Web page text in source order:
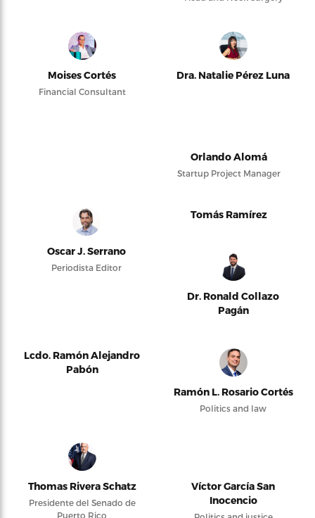
Moises Cortés
Financial Consultant
Dra. Natalie Pérez Luna
Orlando Alomá
Startup Project Manager
Oscar J. Serrano
Periodista Editor
Tomás Ramírez
Dr. Ronald Collazo
Pagán
Lcdo. Ramón Alejandro
Pabón
Ramón L. Rosario Cortés
Politics and law
Thomas Rivera Schatz
Presidente del Senado de
Puerto Rico
Víctor García San
Inocencio